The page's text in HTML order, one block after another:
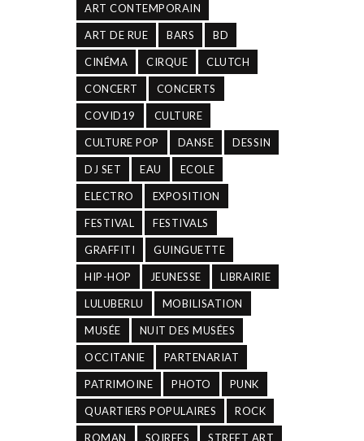
ART CONTEMPORAIN
ART DE RUE BARS BD
CINÉMA CIRQUE CLUTCH
CONCERT CONCERTS
COVID19 CULTURE
CULTURE POP DANSE DESSIN
DJ SET EAU ECOLE
ELECTRO EXPOSITION
FESTIVAL FESTIVALS
GRAFFITI GUINGUETTE
HIP-HOP JEUNESSE LIBRAIRIE
LULUBERLU MOBILISATION
MUSÉE NUIT DES MUSÉES
OCCITANIE PARTENARIAT
PATRIMOINE PHOTO PUNK
QUARTIERS POPULAIRES ROCK
ROMAN SOIREES STREET ART